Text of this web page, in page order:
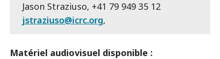
Jason Straziuso, +41 79 949 35 12
jstraziuso@icrc.org,
Matériel audiovisuel disponible :